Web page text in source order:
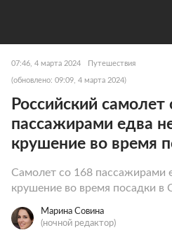
07:46, 4 марта 2024 Путешествия
(обновлено: 09:09, 4 марта 2024)
Российский самолет
пассажирами едва
крушение во время
Самолет со 168 пассажирами
крушение во время посадки в
Марина Совина
(ночной редактор)